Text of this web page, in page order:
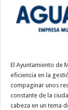
El Ayuntamiento de
eficiencia en la
compaginar unos
constante de la
cabeza en un tema